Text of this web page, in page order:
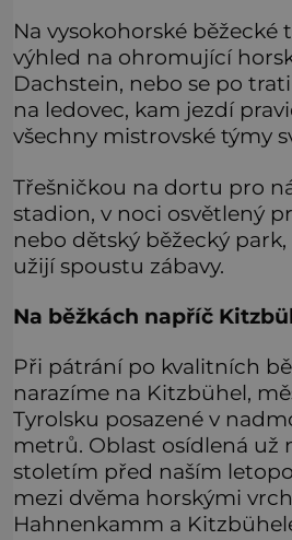
Na vysokohorské běžecké
výhled na ohromující
Dachstein, nebo se po
na ledovec, kam jezdí
všechny mistrovské týmy
Třešničkou na dortu pro
stadion, v noci osvětlený
nebo dětský běžecký
užijí spoustu zábavy.
Na běžkách napříč
Při pátrání po kvalitních
narazíme na Kitzbühel,
Tyrolsku posazené v
metrů. Oblast osídlená už
stoletím před naším
mezi dvěma horskými
Hahnenkamm a